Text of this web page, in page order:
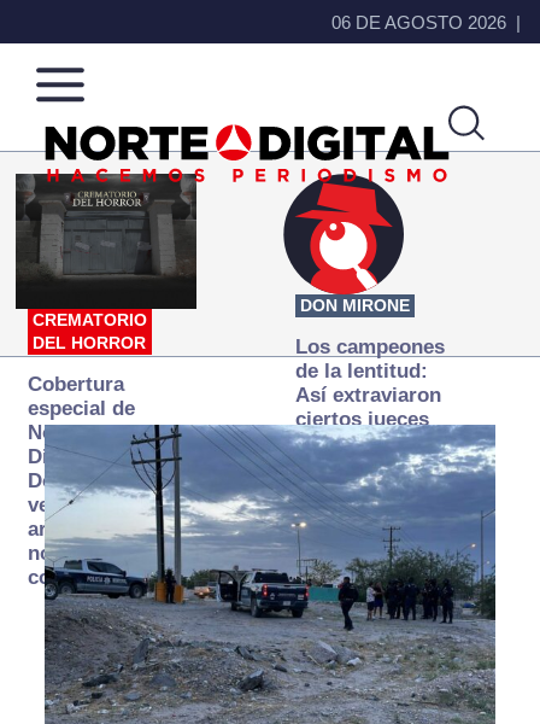
06 DE AGOSTO 2026
Norte
de
Ciudad
Más
que
noticias,
hacemos periodismo
CREMATORIO
DEL HORROR
Cobertura
especial de
Norte
Digital:
Donde la
verdad
arde… pero
no se
consume
DON MIRONE
Los campeones
de la lentitud:
Así extraviaron
ciertos jueces
la justicia
expedita